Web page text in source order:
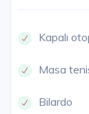
Kapalı
Masa
Bilardo